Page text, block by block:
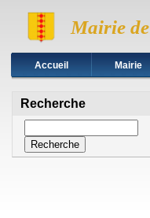
Mairie
Accueil Mairie
Recherche